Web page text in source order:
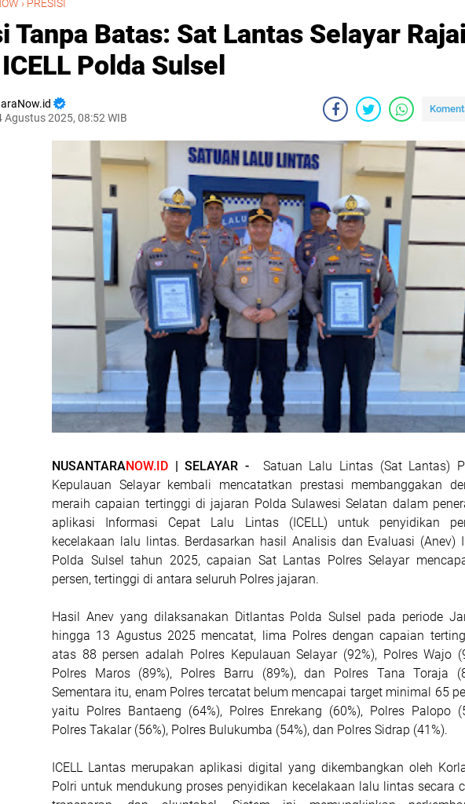
› PRESISI
Tanpa Batas: Sat Lantas Selayar Rajai
Polda Sulsel
Agustus 2025, 08:52 WIB
NUSANTARANOW.ID | SELAYAR -
Satuan Lalu Lintas (Sat Lantas)
Kepulauan Selayar kembali mencatatkan prestasi membanggakan
meraih capaian tertinggi di jajaran Polda Sulawesi Selatan dalam
aplikasi Informasi Cepat Lalu Lintas (ICELL) untuk penyidikan
kecelakaan lalu lintas. Berdasarkan hasil Analisis dan Evaluasi (Anev)
Polda Sulsel tahun 2025, capaian Sat Lantas Polres Selayar
persen, tertinggi di antara seluruh Polres jajaran.
Hasil Anev yang dilaksanakan Ditlantas Polda Sulsel pada periode
hingga 13 Agustus 2025 mencatat, lima Polres dengan capaian
atas 88 persen adalah Polres Kepulauan Selayar (92%), Polres Wajo
Polres Maros (89%), Polres Barru (89%), dan Polres Tana Toraja
Sementara itu, enam Polres tercatat belum mencapai target minimal 65
yaitu Polres Bantaeng (64%), Polres Enrekang (60%), Polres Palopo
Polres Takalar (56%), Polres Bulukumba (54%), dan Polres Sidrap (41%).
ICELL Lantas merupakan aplikasi digital yang dikembangkan oleh
Polri untuk mendukung proses penyidikan kecelakaan lalu lintas secara